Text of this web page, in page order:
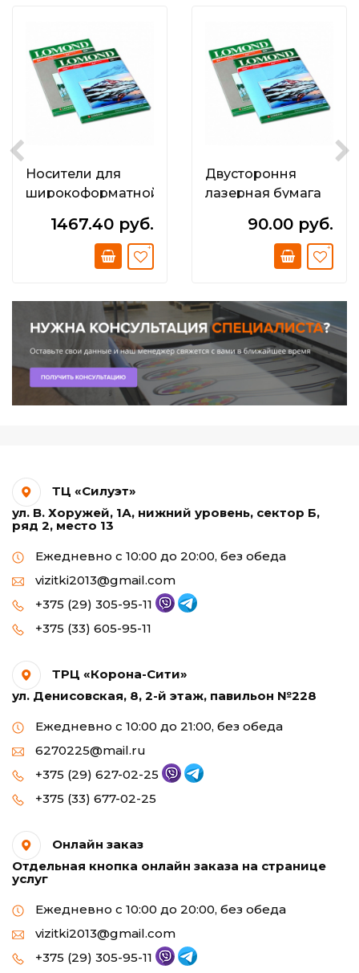
Носители для
широкоформатной
Тканевый
полиэстеровый
баннер; 110г/м2
75мм). Eco Tex
Polyester Textile
Banner
1467.40 руб.
Двустороння
лазерная бумага
CLC Paper А4;
90.00 руб.
ТЦ «Силуэт»
ул. В. Хоружей, 1А, нижний уровень, сектор Б,
ряд 2, место 13
Ежедневно с 10:00 до 20:00, без обеда
vizitki2013@gmail.com
+375 (29) 305-95-11
+375 (33) 605-95-11
ТРЦ «Корона-Сити»
ул. Денисовская, 8, 2-й этаж, павильон №228
Ежедневно с 10:00 до 21:00, без обеда
6270225@mail.ru
+375 (29) 627-02-25
+375 (33) 677-02-25
Онлайн заказ
Отдельная кнопка онлайн заказа на странице
услуг
Ежедневно с 10:00 до 20:00, без обеда
vizitki2013@gmail.com
+375 (29) 305-95-11